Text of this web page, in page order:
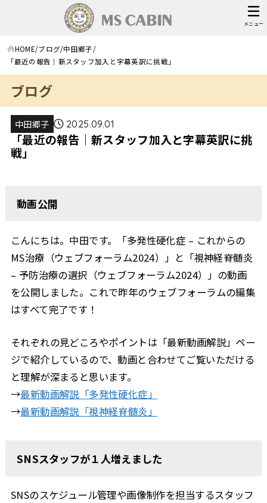
メニュー
HOME ブログ 中田郷子
「最近の報告｜新スタッフ加入と字幕英訳に挑戦」
ブログ
中田郷子 2025.09.01
「最近の報告｜新スタッフ加入と字幕英訳に挑
戦」
動画公開
こんにちは。中田です。「多発性硬化症 – これからの
MS治療（ウェブフォーラム2024）」と「視神経脊髄炎
– 予防治療の選択（ウェブフォーラム2024）」の動画
を公開しました。これで昨年のウェブフォーラムの編集
はすべて完了です！
それぞれの見どころやポイントは「最新動画解説」ペー
ジで紹介しているので、動画と合わせてご覧いただける
と理解が深まると思います。
→最新動画解説「多発性硬化症」
→最新動画解説「視神経脊髄炎」
SNSスタッフが１人増えました
SNSのスケジュール管理や画像制作を担当するスタッフ